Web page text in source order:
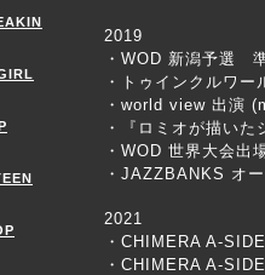
2019
・WOD 新潟予選
・トゥインクルワ
・world view 出演
・『ロミオが描い
・WOD 世界大会
・JAZZBANKS オ
2021
・CHIMERA A-
・CHIMERA A-